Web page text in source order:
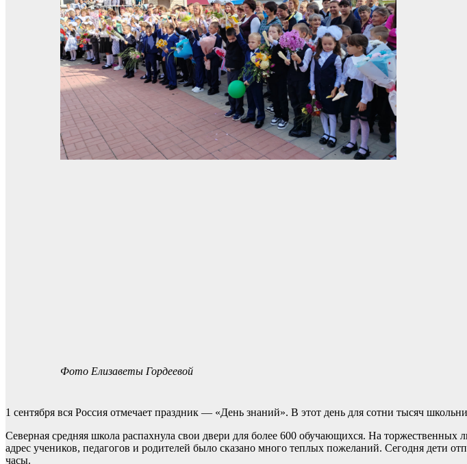
Фото Елизаветы Гордеевой
1 сентября вся Россия отмечает праздник — «День знаний». В этот день для сотни тысяч
Северная средняя школа распахнула свои двери для более 600 обучающихся. На торжественных
адрес учеников, педагогов и родителей было сказано много теплых пожеланий. Сегодня дети
часы.